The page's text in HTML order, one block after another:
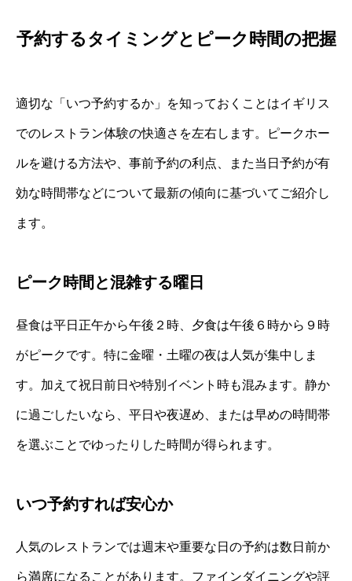
予約するタイミングとピーク時間の把握
適切な「いつ予約するか」を知っておくことはイギリス
でのレストラン体験の快適さを左右します。ピークホー
ルを避ける方法や、事前予約の利点、また当日予約が有
効な時間帯などについて最新の傾向に基づいてご紹介し
ます。
ピーク時間と混雑する曜日
昼食は平日正午から午後２時、夕食は午後６時から９時
がピークです。特に金曜・土曜の夜は人気が集中しま
す。加えて祝日前日や特別イベント時も混みます。静か
に過ごしたいなら、平日や夜遅め、または早めの時間帯
を選ぶことでゆったりした時間が得られます。
いつ予約すれば安心か
人気のレストランでは週末や重要な日の予約は数日前か
ら満席になることがあります。ファインダイニングや評